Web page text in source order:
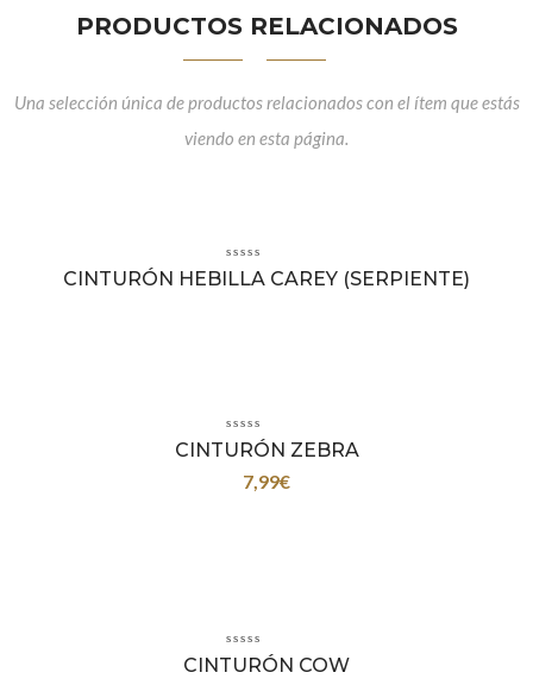
PRODUCTOS RELACIONADOS
Una selección única de productos relacionados con el ítem que estás
viendo en esta página.
CINTURÓN HEBILLA CAREY (SERPIENTE)
CINTURÓN ZEBRA
7,99€
CINTURÓN COW